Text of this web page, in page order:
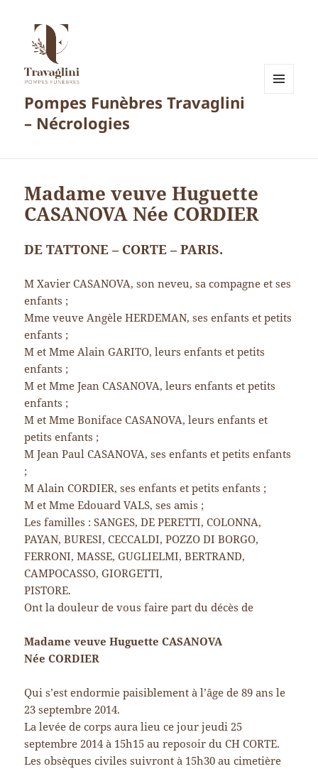
Pompes Funèbres Travaglini
– Nécrologies
Madame veuve Huguette
CASANOVA Née CORDIER
DE TATTONE – CORTE – PARIS.
M Xavier CASANOVA, son neveu, sa compagne et ses
enfants ;
Mme veuve Angèle HERDEMAN, ses enfants et petits
enfants ;
M et Mme Alain GARITO, leurs enfants et petits
enfants ;
M et Mme Jean CASANOVA, leurs enfants et petits
enfants ;
M et Mme Boniface CASANOVA, leurs enfants et
petits enfants ;
M Jean Paul CASANOVA, ses enfants et petits enfants
;
M Alain CORDIER, ses enfants et petits enfants ;
M et Mme Edouard VALS, ses amis ;
Les familles : SANGES, DE PERETTI, COLONNA,
PAYAN, BURESI, CECCALDI, POZZO DI BORGO,
FERRONI, MASSE, GUGLIELMI, BERTRAND,
CAMPOCASSO, GIORGETTI,
PISTORE.
Ont la douleur de vous faire part du décès de
Madame veuve Huguette CASANOVA
Née CORDIER
Qui s’est endormie paisiblement à l’âge de 89 ans le
23 septembre 2014.
La levée de corps aura lieu ce jour jeudi 25
septembre 2014 à 15h15 au reposoir du CH CORTE.
Les obsèques civiles suivront à 15h30 au cimetière